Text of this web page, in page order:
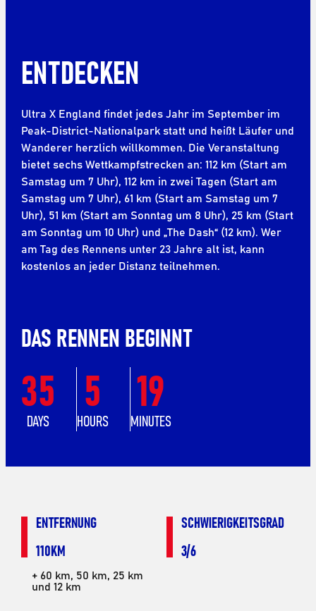
ENTDECKEN
Ultra X England findet jedes Jahr im September im
Peak-District-Nationalpark statt und heißt Läufer und
Wanderer herzlich willkommen. Die Veranstaltung
bietet sechs Wettkampfstrecken an: 112 km (Start am
Samstag um 7 Uhr), 112 km in zwei Tagen (Start am
Samstag um 7 Uhr), 61 km (Start am Samstag um 7
Uhr), 51 km (Start am Sonntag um 8 Uhr), 25 km (Start
am Sonntag um 10 Uhr) und „The Dash“ (12 km). Wer
am Tag des Rennens unter 23 Jahre alt ist, kann
kostenlos an jeder Distanz teilnehmen.
DAS RENNEN BEGINNT
35
DAYS
5
HOURS
19
MINUTES
ENTFERNUNG
110KM
+ 60 km, 50 km, 25 km
und 12 km
SCHWIERIGKEITSGRAD
3/6